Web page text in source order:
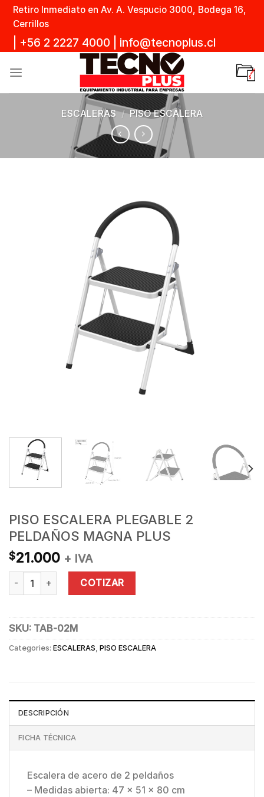
Skip
content
Retiro Inmediato en Av. A. Vespucio 3000, Bodega 16,
Cerrillos
+56 2 2227 4000 info@tecnoplus.cl
ESCALERAS / PISO ESCALERA
PISO ESCALERA PLEGABLE 2
PELDAÑOS MAGNA PLUS
$21.000 + IVA
PISO ESCALERA PLEGABLE 2 PELDAÑOS MAGNA PLUS
COTIZAR
SKU: TAB-02M
Categories: ESCALERAS PISO ESCALERA
DESCRIPCIÓN
FICHA TÉCNICA
Escalera de acero de 2 peldaños
– Medidas abierta: 47 x 51 x 80 cm